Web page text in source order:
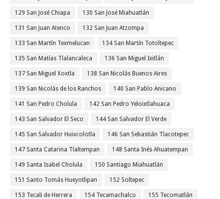
129 San José Chiapa 130 San José Miahuatlán
131 San Juan Atenco 132 San Juan Atzompa
133 San Martín Texmelucan 134 San Martín Totoltepec
135 San Matías Tlalancaleca 136 San Miguel Ixitlán
137 San Miguel Xoxtla 138 San Nicolás Buenos Aires
139 San Nicolás de los Ranchos 140 San Pablo Anicano
141 San Pedro Cholula 142 San Pedro Yeloixtlahuaca
143 San Salvador El Seco 144 San Salvador El Verde
145 San Salvador Huixcolotla 146 San Sebastián Tlacotepec
147 Santa Catarina Tlaltempan 148 Santa Inés Ahuatempan
149 Santa Isabel Cholula 150 Santiago Miahuatlán
151 Santo Tomás Hueyotlipan 152 Soltepec
153 Tecali de Herrera 154 Tecamachalco 155 Tecomatlán